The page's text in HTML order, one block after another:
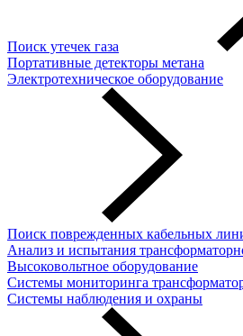
Поиск утечек газа
Портативные детекторы метана
Электротехническое оборудование
Поиск поврежденных кабельных
Анализ и испытания
Высоковольтное оборудование
Системы мониторинга
Системы наблюдения и охраны